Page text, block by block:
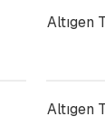
Altıgen
Altıgen